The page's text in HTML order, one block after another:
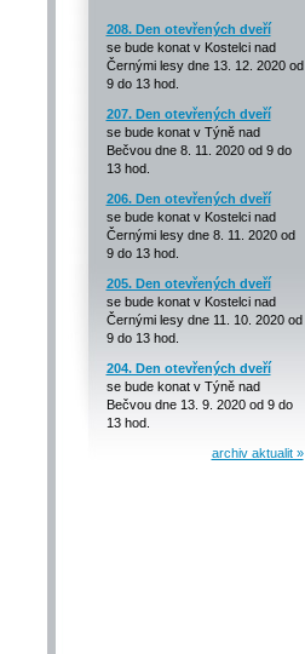
208. Den otevřených dveří
se bude konat v Kostelci nad
Černými lesy dne 13. 12. 2020 od
9 do 13 hod.
207. Den otevřených dveří
se bude konat v Týně nad
Bečvou dne 8. 11. 2020 od 9 do
13 hod.
206. Den otevřených dveří
se bude konat v Kostelci nad
Černými lesy dne 8. 11. 2020 od
9 do 13 hod.
205. Den otevřených dveří
se bude konat v Kostelci nad
Černými lesy dne 11. 10. 2020 od
9 do 13 hod.
204. Den otevřených dveří
se bude konat v Týně nad
Bečvou dne 13. 9. 2020 od 9 do
13 hod.
archiv aktualit »